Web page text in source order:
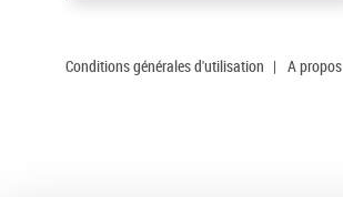
Conditions générales d'utilisation | A propos